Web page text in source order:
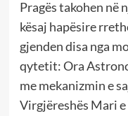
Pragës takohen në
kësaj hapësire
gjenden disa nga
qytetit: Ora
me mekanizmin e
Virgjëreshës Mari